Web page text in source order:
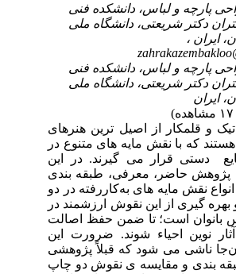
و لباس، دانشکده‌ فنی
شریعتی، دانشگاه ملی
و لباس، دانشکده‌ فنی
شریعتی، دانشگاه ملی
از اصیل ترین هنرهای
با نقش مایه های متنوع در
قرار می گیرند. در این
معرفی، طبقه بندی
مایه های به‌کاررفته در دو
از این نقوش ارزشمند در
است؛ تا ضمن حفظ اصالت
احیاء شوند. ضرورت این
می شود که قبلاً پژوهشی
و مقایسه ی نقوش دو چاپ